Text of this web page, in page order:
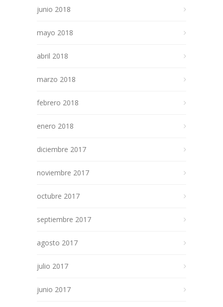
junio 2018
mayo 2018
abril 2018
marzo 2018
febrero 2018
enero 2018
diciembre 2017
noviembre 2017
octubre 2017
septiembre 2017
agosto 2017
julio 2017
junio 2017